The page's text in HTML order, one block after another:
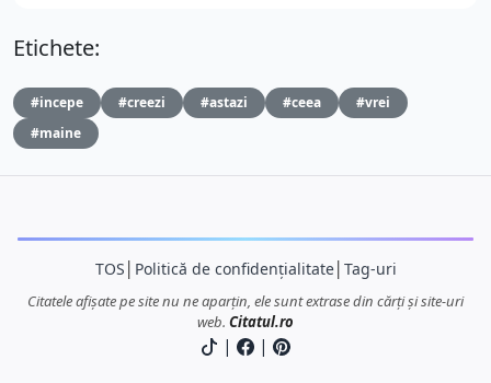
Etichete:
#incepe #creezi #astazi #ceea
#vrei
#maine
TOS Politică de confidențialitate│ Tag-uri
Citatele afișate pe site nu ne aparțin, ele sunt extrase din cărți și site-uri
web. Citatul.ro
| |